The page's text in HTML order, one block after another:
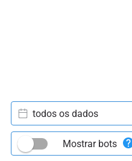
todos os dados
Mostrar bots